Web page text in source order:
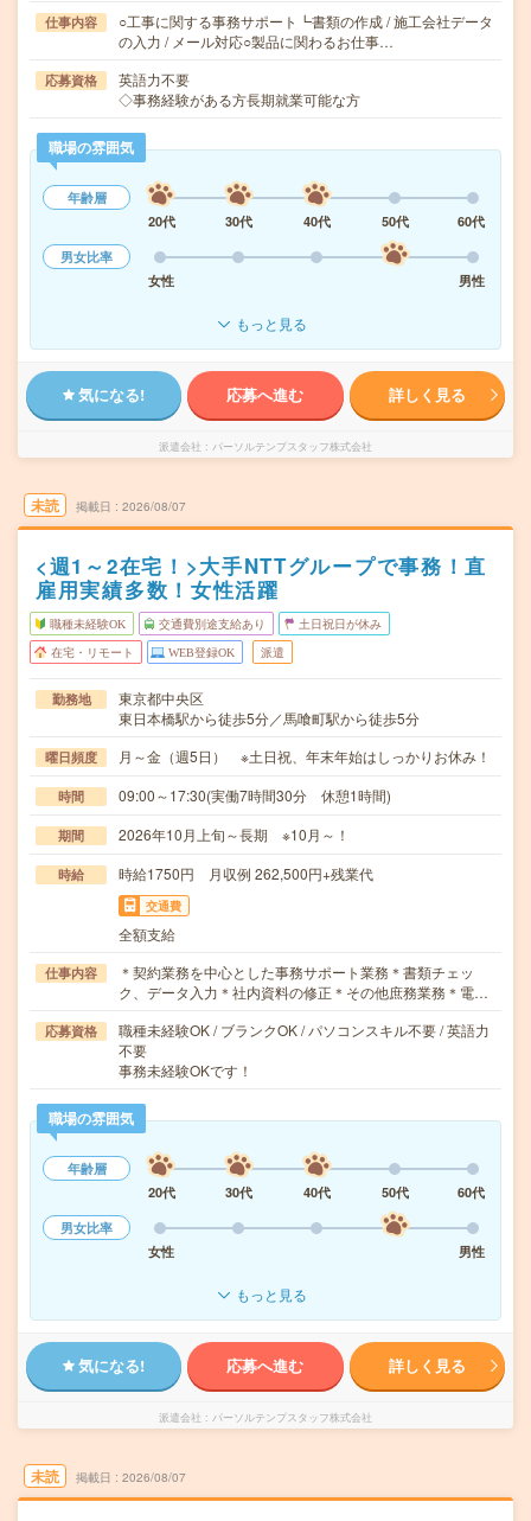
仕事内容
○工事に関する事務サポート┗書類の作成 / 施工会社データ
の入力 / メール対応○製品に関わるお仕事…
応募資格
英語力不要
◇事務経験がある方長期就業可能な方
職場の雰囲気
年齢層
20代
30代 40代 50代
60代
男女比率
女性
男性
もっと見る
気になる! 応募へ進む 詳しく見る
派遣会社 パーソルテンプスタッフ株式会社
未読 掲載日 2026/08/07
<週1～2在宅！>大手NTTグループで事務！直
雇用実績多数！女性活躍
職種未経験OK 交通費別途支給あり 土日祝日が休み
在宅・リモート WEB登録OK 派遣
勤務地
東京都中央区
東日本橋駅から徒歩5分／馬喰町駅から徒歩5分
曜日頻度 月～金（週5日） ※土日祝、年末年始はしっかりお休み！
時間 09:00～17:30(実働7時間30分 休憩1時間)
期間 2026年10月上旬～長期 ※10月～！
時給 時給1750円 月収例 262,500円+残業代
交通費
全額支給
仕事内容
＊契約業務を中心とした事務サポート業務＊書類チェッ
ク、データ入力＊社内資料の修正＊その他庶務業務＊電…
応募資格
職種未経験OK / ブランクOK / パソコンスキル不要 / 英語力
不要
事務未経験OKです！
職場の雰囲気
年齢層
20代
30代 40代 50代
60代
男女比率
女性
男性
もっと見る
気になる! 応募へ進む 詳しく見る
派遣会社 パーソルテンプスタッフ株式会社
未読 掲載日 2026/08/07